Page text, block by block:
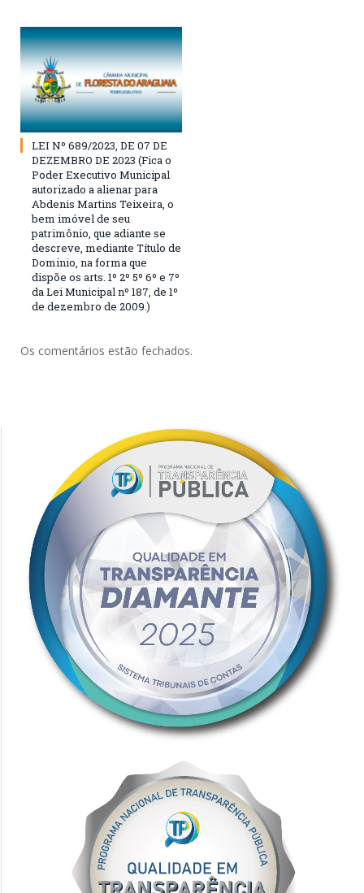
LEI Nº 689/2023, DE 07 DE
DEZEMBRO DE 2023 (Fica o
Poder Executivo Municipal
autorizado a alienar para
Abdenis Martins Teixeira, o
bem imóvel de seu
patrimônio, que adiante se
descreve, mediante Título de
Dominio, na forma que
dispõe os arts. 1º 2º 5º 6º e 7º
da Lei Municipal nº 187, de 1º
de dezembro de 2009.)
Os comentários estão fechados.